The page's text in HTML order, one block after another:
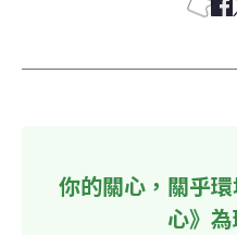
你的關心，關乎
心》